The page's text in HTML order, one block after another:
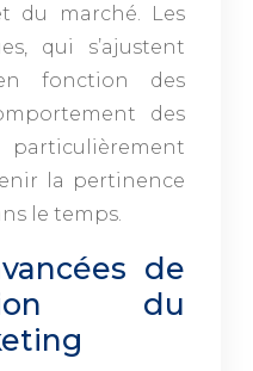
du marché. Les
qui s’ajustent
fonction des
des
la pertinence
le temps.
de
du